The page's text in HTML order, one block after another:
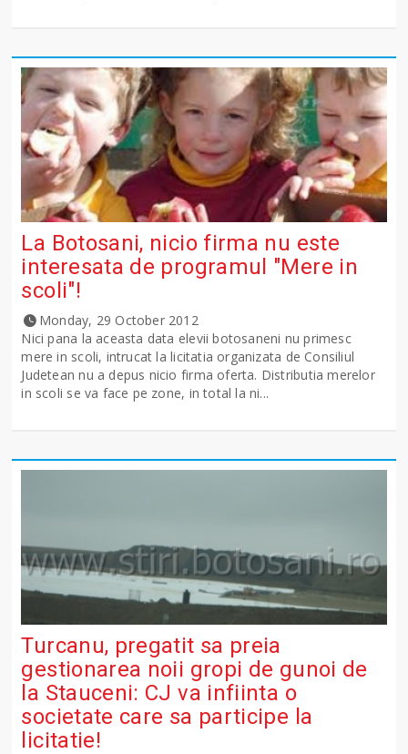
La Botosani, nicio firma nu este
interesata de programul "Mere in
scoli"!
Monday, 29 October 2012
Nici pana la aceasta data elevii botosaneni nu primesc
mere in scoli, intrucat la licitatia organizata de Consiliul
Judetean nu a depus nicio firma oferta. Distributia merelor
in scoli se va face pe zone, in total la ni...
Turcanu, pregatit sa preia
gestionarea noii gropi de gunoi de
la Stauceni: CJ va infiinta o
societate care sa participe la
licitatie!